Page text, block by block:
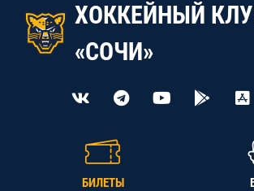
ХОККЕЙНЫЙ
«СОЧИ»
БИЛЕТЫ